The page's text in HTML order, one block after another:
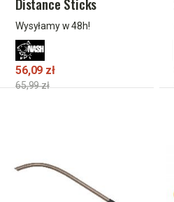
Wysyłamy w 48h!
56,09 zł
65,99 zł